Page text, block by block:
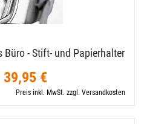
- Stift- und Papierhalter
39,95 €
Preis inkl. MwSt. zzgl. Versandkosten